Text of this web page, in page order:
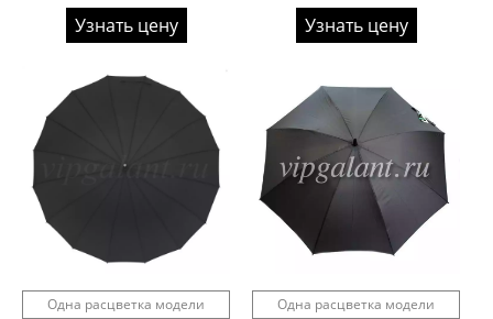
Узнать цену Узнать цену
Одна расцветка модели Одна расцветка модели